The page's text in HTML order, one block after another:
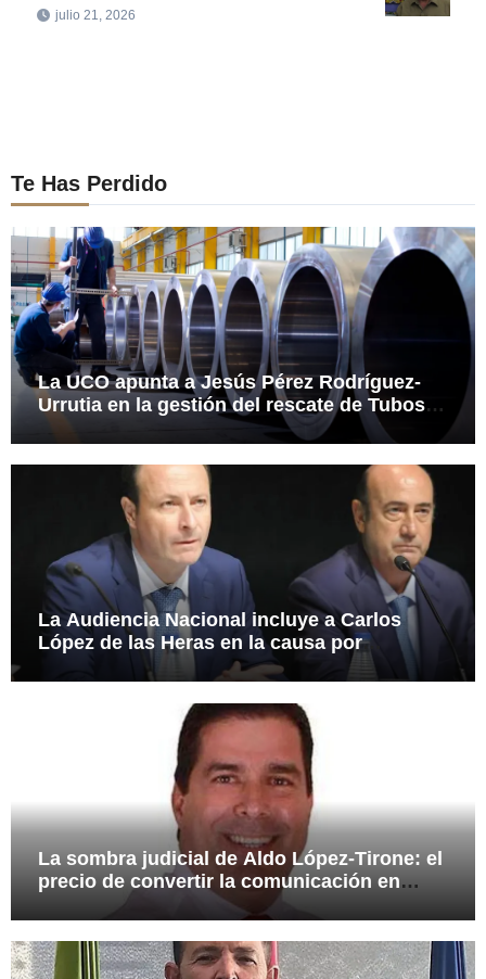
julio 21, 2026
Te Has Perdido
La UCO apunta a Jesús Pérez Rodríguez-
Urrutia en la gestión del rescate de Tubos
Reunidos
La Audiencia Nacional incluye a Carlos
López de las Heras en la causa por
presuntas irregularidades en el rescate de
112,8 millones a Tubos Reunidos
La sombra judicial de Aldo López-Tirone: el
precio de convertir la comunicación en